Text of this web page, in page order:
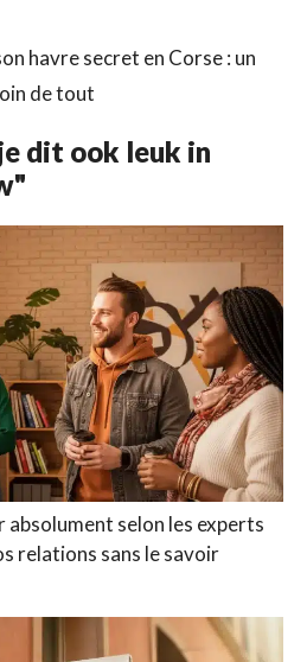
havre secret en Corse : un
de tout
dit ook leuk in
absolument selon les experts
relations sans le savoir